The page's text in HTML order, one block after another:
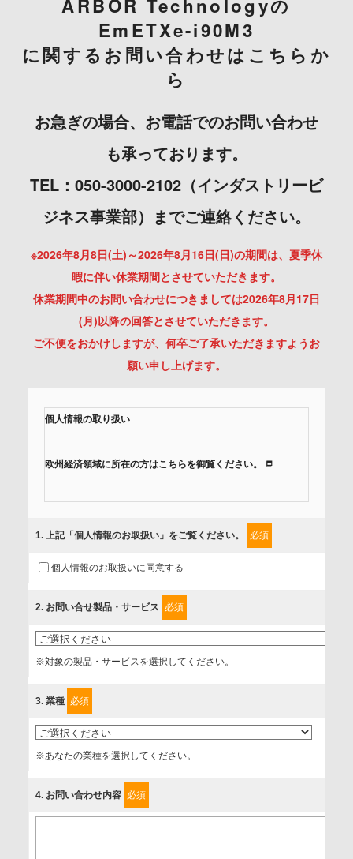
ARBOR Technologyの
EmETXe-i90M3
に関するお問い合わせはこちらか
ら
お急ぎの場合、お電話でのお問い合わせ
も承っております。
TEL：050-3000-2102（インダストリービ
ジネス事業部）までご連絡ください。
※2026年8月8日(土)～2026年8月16日(日)の期間は、夏季休
暇に伴い休業期間とさせていただきます。
休業期間中のお問い合わせにつきましては2026年8月17日
(月)以降の回答とさせていただきます。
ご不便をおかけしますが、何卒ご了承いただきますようお
願い申し上げます。
個人情報の取り扱い
欧州経済領域に所在の方はこちらを御覧ください。
組みを行っています。
に取扱い、これらで定める範囲内で、サービスの提供やご案
内等のために利用させていただいております。
情報を提供されるお客様（本人）に対して、情報の収集目
的、管理者、提供の有無、情報提供の任意性や権利について
確認し、当社への情報提供がお客様の懸念にならないよう
上げます。
事業者名
個人情報保護責任者
1. 上記「個人情報のお取扱い」をご覧ください。 必須
個人情報のお取扱いに同意する
2. お問い合せ製品・サービス 必須
※対象の製品・サービスを選択してください。
3. 業種 必須
※あなたの業種を選択してください。
4. お問い合わせ内容 必須